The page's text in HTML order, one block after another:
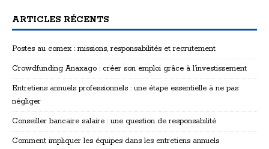
ARTICLES RÉCENTS
Postes au comex : missions, responsabilités et recrutement
Crowdfunding Anaxago : créer son emploi grâce à l’investissement
Entretiens annuels professionnels : une étape essentielle à ne pas
négliger
Conseiller bancaire salaire : une question de responsabilité
Comment impliquer les équipes dans les entretiens annuels